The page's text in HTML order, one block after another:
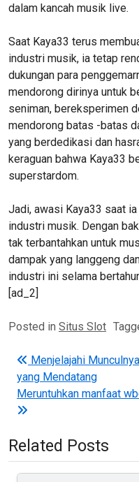
dalam kancah musik live.
Saat Kaya33 terus
industri musik, ia tetap
dukungan para
mendorong dirinya untuk
seniman, bereksperimen
mendorong batas -batas
yang berdedikasi dan
keraguan bahwa Kaya33
superstardom.
Jadi, awasi Kaya33 saat
industri musik. Dengan
tak terbantahkan untuk
dampak yang langgeng
industri ini selama
[ad_2]
Posted in Situs Slot
Post navigation
Menjelajahi
yang Mendatang
Meruntuhkan manfaat
Related Posts